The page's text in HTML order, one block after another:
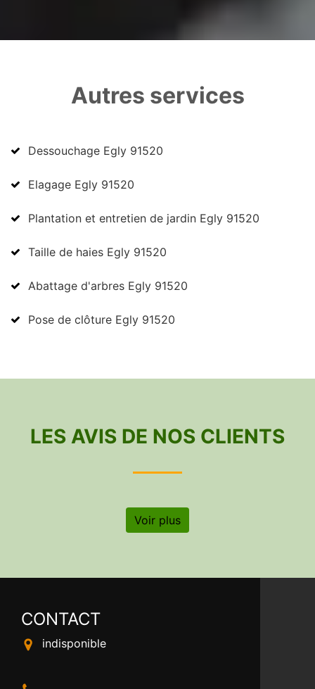
Autres services
Dessouchage Egly 91520
Elagage Egly 91520
Plantation et entretien de jardin Egly 91520
Taille de haies Egly 91520
Abattage d'arbres Egly 91520
Pose de clôture Egly 91520
LES AVIS DE NOS CLIENTS
Voir plus
CONTACT
indisponible